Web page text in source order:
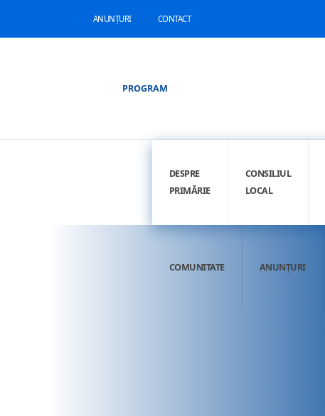
ANUNȚURI CONTACT
PROGRAM
DESPRE
PRIMĂRIE
CONSILIUL
LOCAL
COMUNITATE ANUNȚURI